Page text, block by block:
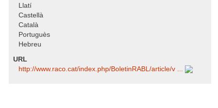
Llatí
Castellà
Català
Portuguès
Hebreu
URL
http:/​/​www.raco.cat/​index.php/​BoletinRABL/​article/​v ...